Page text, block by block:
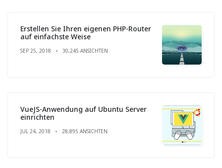
Erstellen Sie Ihren eigenen PHP-Router
auf einfachste Weise
SEP 25, 2018 30,245 ANSICHTEN
VueJS-Anwendung auf Ubuntu Server
einrichten
JUL 24, 2018 28,895 ANSICHTEN